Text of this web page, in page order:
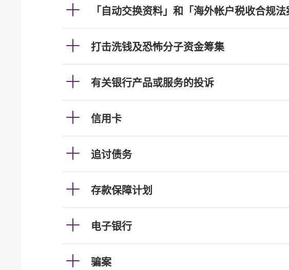
「自动交换资料」和「海外帐户税收合规法
打击洗钱及恐怖分子资金筹集
有关银行产品或服务的投诉
信用卡
追讨债务
存款保障计划
电子银行
骗案